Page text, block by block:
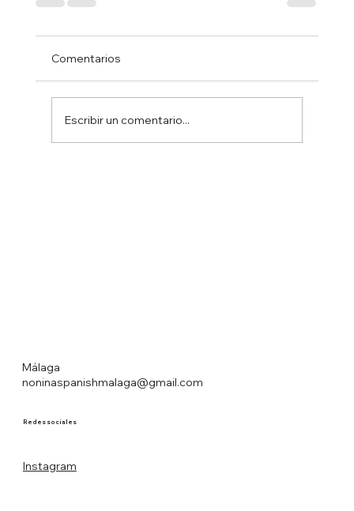
Comentarios
Escribir un comentario...
Málaga
noninaspanishmalaga@gmail.com
Redes sociales
Instagram